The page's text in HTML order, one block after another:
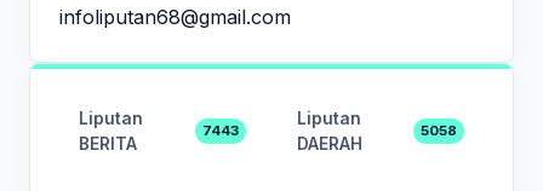
infoliputan68@gmail.com
Liputan
BERITA
7443
Liputan
DAERAH
5058